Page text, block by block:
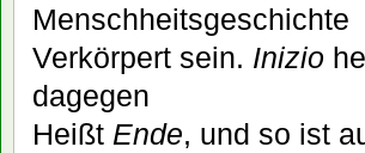
Menschheitsgeschichte
Verkörpert sein. Inizio
dagegen
Heißt Ende, und so ist